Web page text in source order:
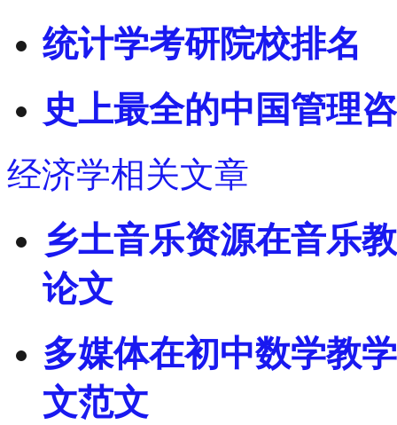
统计学考研院校排名
史上最全的中国管理
经济学相关文章
乡土音乐资源在音乐
论文
多媒体在初中数学教
文范文